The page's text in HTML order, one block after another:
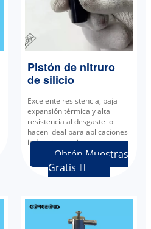
Pistón de nitruro
de silicio
Excelente resistencia, baja
expansión térmica y alta
resistencia al desgaste lo
hacen ideal para aplicaciones
industriales exigentes.
Obtén Muestras
Gratis 